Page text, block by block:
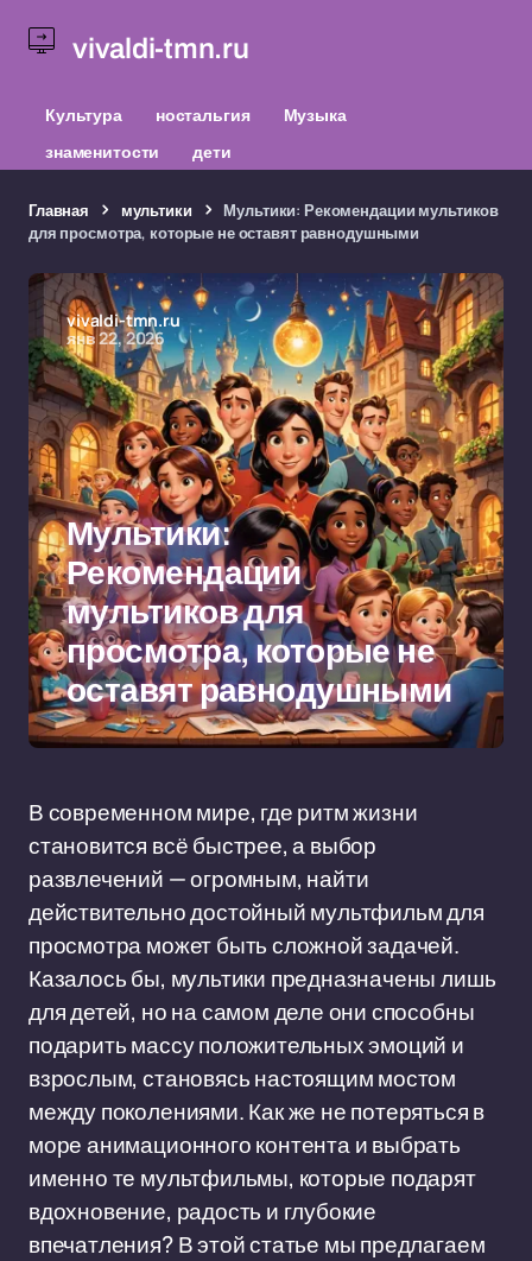
vivaldi-tmn.ru
Культура ностальгия
Музыка
знаменитости
дети
Главная мультики
Мультики: Рекомендации мультиков
для просмотра, которые не оставят равнодушными
vivaldi-tmn.ru
янв 22, 2026
Мультики:
Рекомендации
мультиков для
просмотра, которые не
оставят равнодушными
В современном мире, где ритм жизни
становится всё быстрее, а выбор
развлечений — огромным, найти
действительно достойный мультфильм для
просмотра может быть сложной задачей.
Казалось бы, мультики предназначены лишь
для детей, но на самом деле они способны
подарить массу положительных эмоций и
взрослым, становясь настоящим мостом
между поколениями. Как же не потеряться в
море анимационного контента и выбрать
именно те мультфильмы, которые подарят
вдохновение, радость и глубокие
впечатления? В этой статье мы предлагаем